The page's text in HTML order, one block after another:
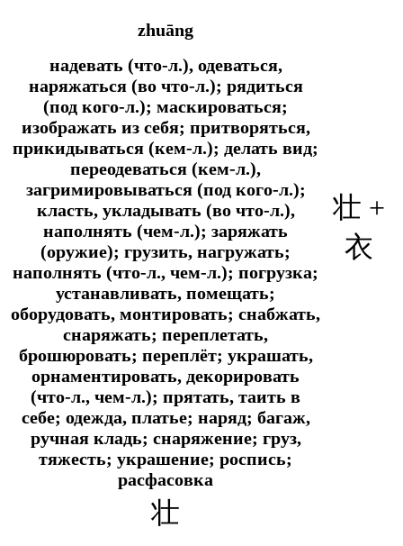
zhuāng
надевать (что-л.), одеваться,
наряжаться (во что-л.); рядиться
(под кого-л.); маскироваться;
изображать из себя; притворяться,
прикидываться (кем-л.); делать вид;
переодеваться (кем-л.),
загримировываться (под кого-л.);
класть, укладывать (во что-л.),
наполнять (чем-л.); заряжать
(оружие); грузить, нагружать;
наполнять (что-л., чем-л.); погрузка;
устанавливать, помещать;
оборудовать, монтировать; снабжать,
снаряжать; переплетать,
брошюровать; переплёт; украшать,
орнаментировать, декорировать
(что-л., чем-л.); прятать, таить в
себе; одежда, платье; наряд; багаж,
ручная кладь; снаряжение; груз,
тяжесть; украшение; роспись;
расфасовка
壮 +
衣
壮